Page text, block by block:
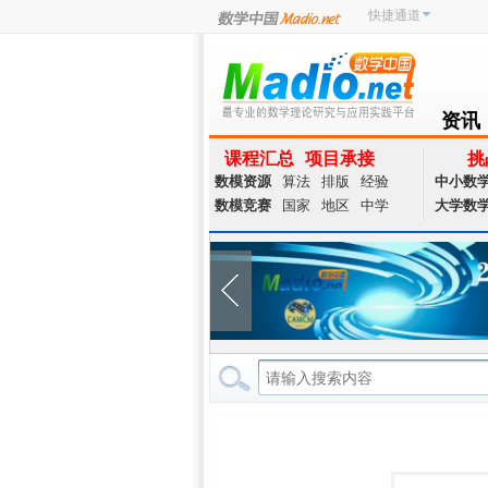
快捷通道
资讯
NEWS
课程汇总 项目承接
数模资源 算法 排版
经验
数模竞赛
国家 地区 中学
挑
中小数
大学数